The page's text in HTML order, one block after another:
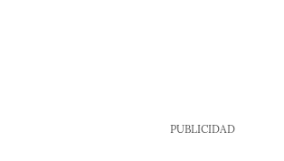
PUBLICIDAD